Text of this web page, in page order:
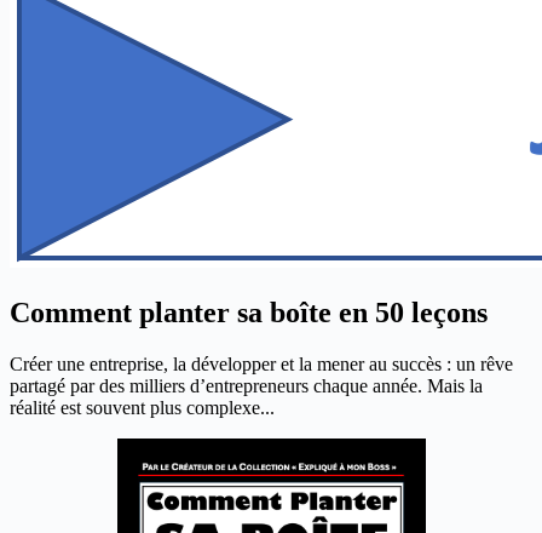
Comment planter sa boîte en 50 leçons
Créer une entreprise, la développer et la mener au succès : un rêve
partagé par des milliers d’entrepreneurs chaque année. Mais la
réalité est souvent plus complexe...